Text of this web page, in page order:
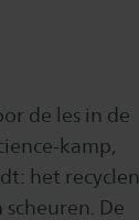
de les in de
kamp,
het recyclen
De